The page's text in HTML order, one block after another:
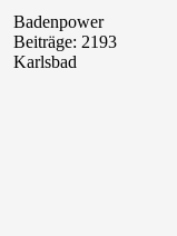
Badenpower
Beiträge: 2193
Karlsbad